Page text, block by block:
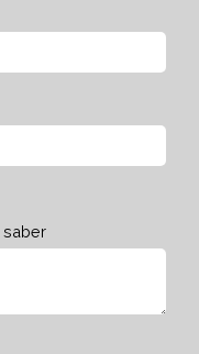
saber